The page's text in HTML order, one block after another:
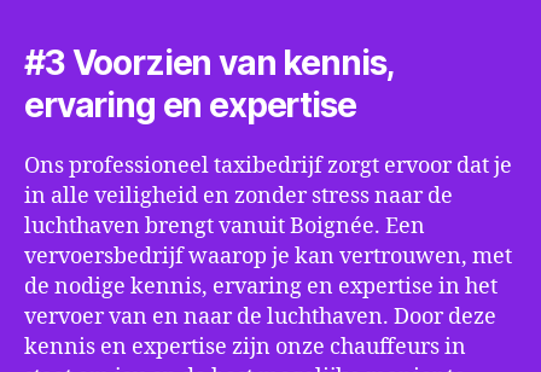
#3 Voorzien van kennis,
ervaring en expertise
Ons professioneel taxibedrijf zorgt ervoor dat je
in alle veiligheid en zonder stress naar de
luchthaven brengt vanuit Boignée. Een
vervoersbedrijf waarop je kan vertrouwen, met
de nodige kennis, ervaring en expertise in het
vervoer van en naar de luchthaven. Door deze
kennis en expertise zijn onze chauffeurs in